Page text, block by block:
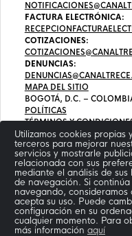
Utilizamos cookies propias
terceros para mejorar
servicios y mostrarle
relacionada con sus
mediante el análisis de sus
de navegación. Si continúa
navegando, consideramos
acepta su uso. Puede
configuración en su
cualquier momento. Para
más información aquí
FACTURA ELECTRÓNICA:
COTIZACIONES:
DENUNCIAS:
MAPA DEL SITIO
BOGOTÁ, D.C. –
POLÍTICAS
TÉRMINOS Y